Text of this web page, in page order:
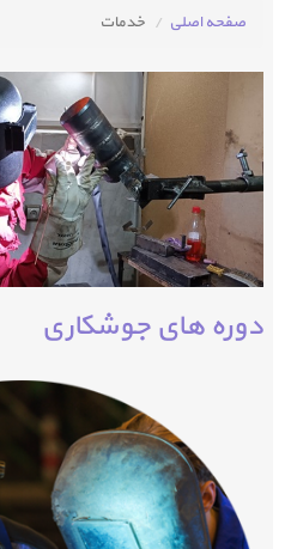
صفحه اصلی خدمات
دوره های جوشکاری